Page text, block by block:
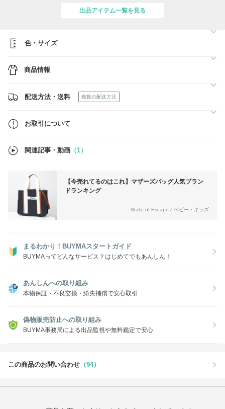
https://www.buyma.com/r/_ADAIRS-
◎State of Escape-ロンハーマン取扱いで大人気のネオプレン素材バッ
↓
https://www.buyma.com/r/_STATE-
◎Triangl-新作続々！大人気の水着ブランド☆今年も欲しいデザインが
↓
https://www.buyma.com/r/_TRIANGL-トライアングル/-B2215109F1/
格で☆
出品アイテム一覧を見る
色・サイズ
商品情報
配送方法・送料 複数の配送方法
お取引について
関連記事・動画 （1）
【今売れてるのはこれ】マザーズバッグ人気ブラン
ドランキング
State of Escape / ベビー・キッズ
まるわかり！BUYMAスタートガイド
BUYMAってどんなサービス？はじめてでもあんしん！
あんしんへの取り組み
本物保証・不良交換・紛失補償で安心取引
偽物販売防止への取り組み
BUYMA事務局による出品監視や無料鑑定で安心
この商品のお問い合わせ （94）